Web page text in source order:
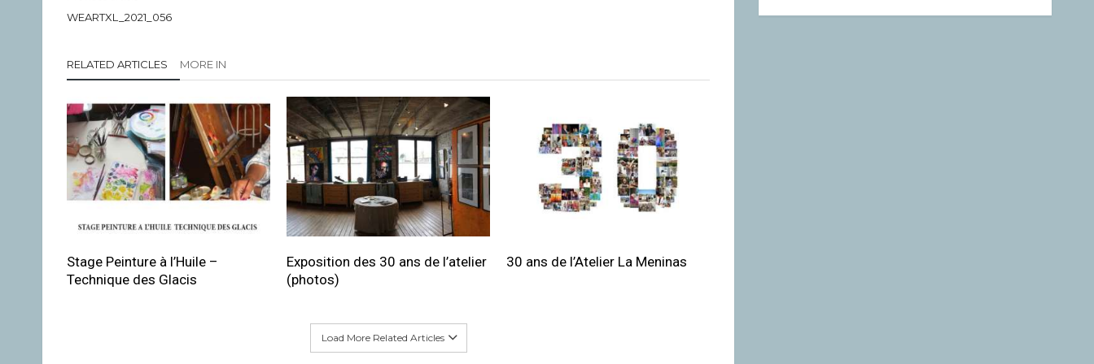
WEARTXL_2021_056
RELATED ARTICLES MORE IN
Stage Peinture à l’Huile –
Technique des Glacis
Exposition des 30 ans de l’atelier
(photos)
30 ans de l’Atelier La Meninas
Load More Related Articles